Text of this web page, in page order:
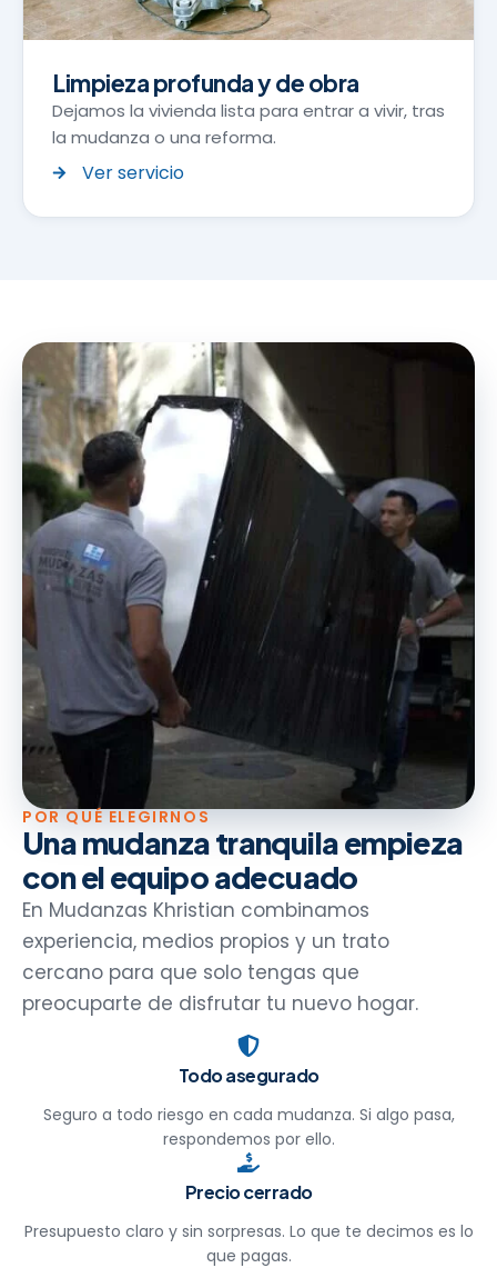
Limpieza profunda y de obra
Dejamos la vivienda lista para entrar a vivir, tras
la mudanza o una reforma.
Ver servicio
POR QUÉ ELEGIRNOS
Una mudanza tranquila empieza
con el equipo adecuado
En Mudanzas Khristian combinamos
experiencia, medios propios y un trato
cercano para que solo tengas que
preocuparte de disfrutar tu nuevo hogar.
Todo asegurado
Seguro a todo riesgo en cada mudanza. Si algo pasa,
respondemos por ello.
Precio cerrado
Presupuesto claro y sin sorpresas. Lo que te decimos es lo
que pagas.